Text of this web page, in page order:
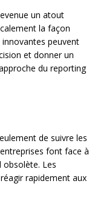
un atout
la façon
peuvent
et donner un
du reporting
de suivre les
font face à
Les
rapidement aux